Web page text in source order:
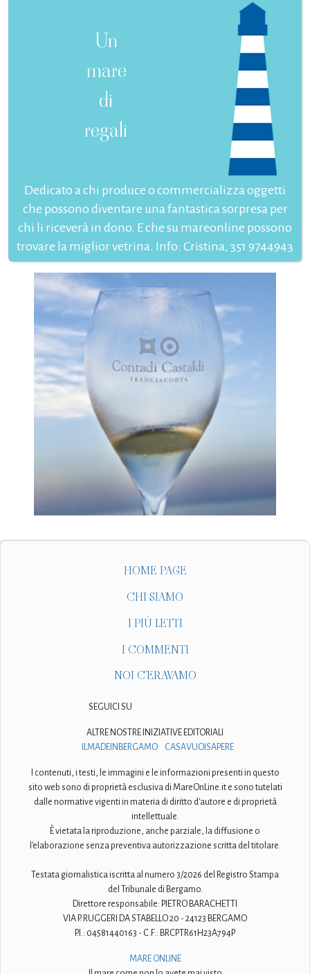
Un
mare
di
regali
Dedicato a chi produce o commercializza oggetti
che possono diventare una fantastica sorpresa per
chi li riceverà in dono. E che su mareonline possono
trovare la miglior vetrina. Info: Cristina, 351 9744943
HOME PAGE
CHI SIAMO
I PIÙ LETTI
I COMMENTI
NOI C'ERAVAMO
SEGUICI SU
ALTRE NOSTRE INIZIATIVE EDITORIALI
ILMADEINBERGAMO
CASAVUOISAPERE
I contenuti, i testi, le immagini e le informazioni presenti in questo
sito web sono di proprietà esclusiva di MareOnLine.it e sono tutelati
dalle normative vigenti in materia di diritto d'autore e di proprietà
intellettuale.
È vietata la riproduzione, anche parziale, la diffusione o
l'elaborazione senza preventiva autorizzazione scritta del titolare.
Testata giornalistica iscritta al numero 3/2026 del Registro Stampa
del Tribunale di Bergamo.
Direttore responsabile: PIETRO BARACHETTI
VIA P. RUGGERI DA STABELLO 20 - 24123 BERGAMO
P.I.: 04581440163 - C.F.: BRCPTR61H23A794P
MARE ONLINE